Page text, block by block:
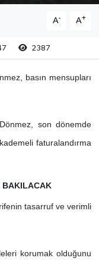
A- A+
2387
basın mensupları
son dönemde
faturalandırma
BAKILACAK
tasarruf ve verimli
korumak olduğunu